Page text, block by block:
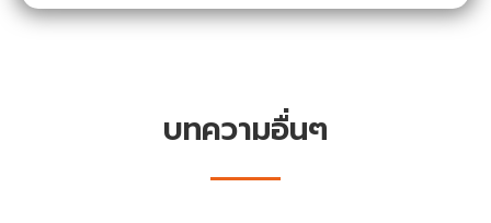
บทความอื่นๆ